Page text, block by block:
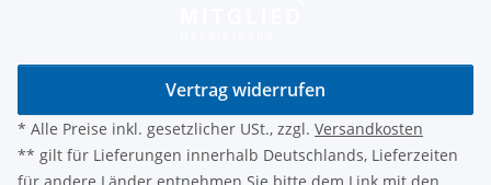
Vertrag widerrufen
* Alle Preise inkl. gesetzlicher USt., zzgl. Versandkosten
** gilt für Lieferungen innerhalb Deutschlands, Lieferzeiten
für andere Länder entnehmen Sie bitte dem Link mit den